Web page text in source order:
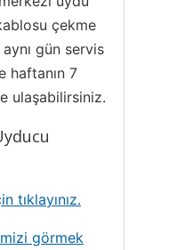
çekme
gün servis
haftanın 7
ulaşabilirsiniz.
tıklayınız.
görmek